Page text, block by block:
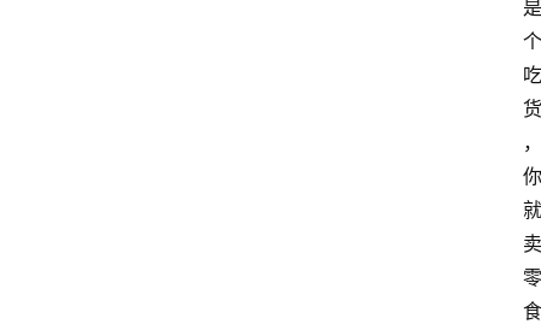
是
个
吃
货
，
你
就
卖
零
食